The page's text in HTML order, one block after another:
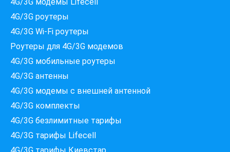
4G/3G роутеры
4G/3G Wi-Fi роутеры
Роутеры для 4G/3G модемов
4G/3G мобильные роутеры
4G/3G антенны
4G/3G модемы c внешней антенной
4G/3G комплекты
4G/3G безлимитные тарифы
4G/3G тарифы Lifecell
Які провайдери працюють
за вашою адресою?
Перевірте доступність інтернету за 30 секунд
375+ провайдерів в базі